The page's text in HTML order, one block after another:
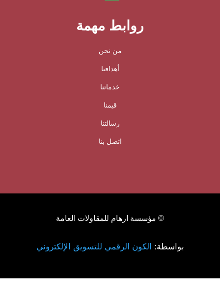
روابط مهمة
من نحن
أهدافنا
خدماتنا
قيمنا
رسالتنا
اتصل بنا
© مؤسسة ارهام للمقاولات العامة
بواسطة: الكون الرقمي للتسويق الإلكتروني